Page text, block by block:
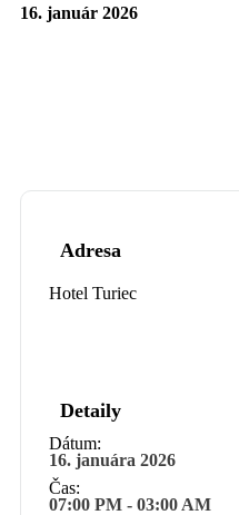
16. január 2026
Adresa
Hotel Turiec
Detaily
Dátum:
16. januára 2026
Čas:
07:00 PM - 03:00 AM